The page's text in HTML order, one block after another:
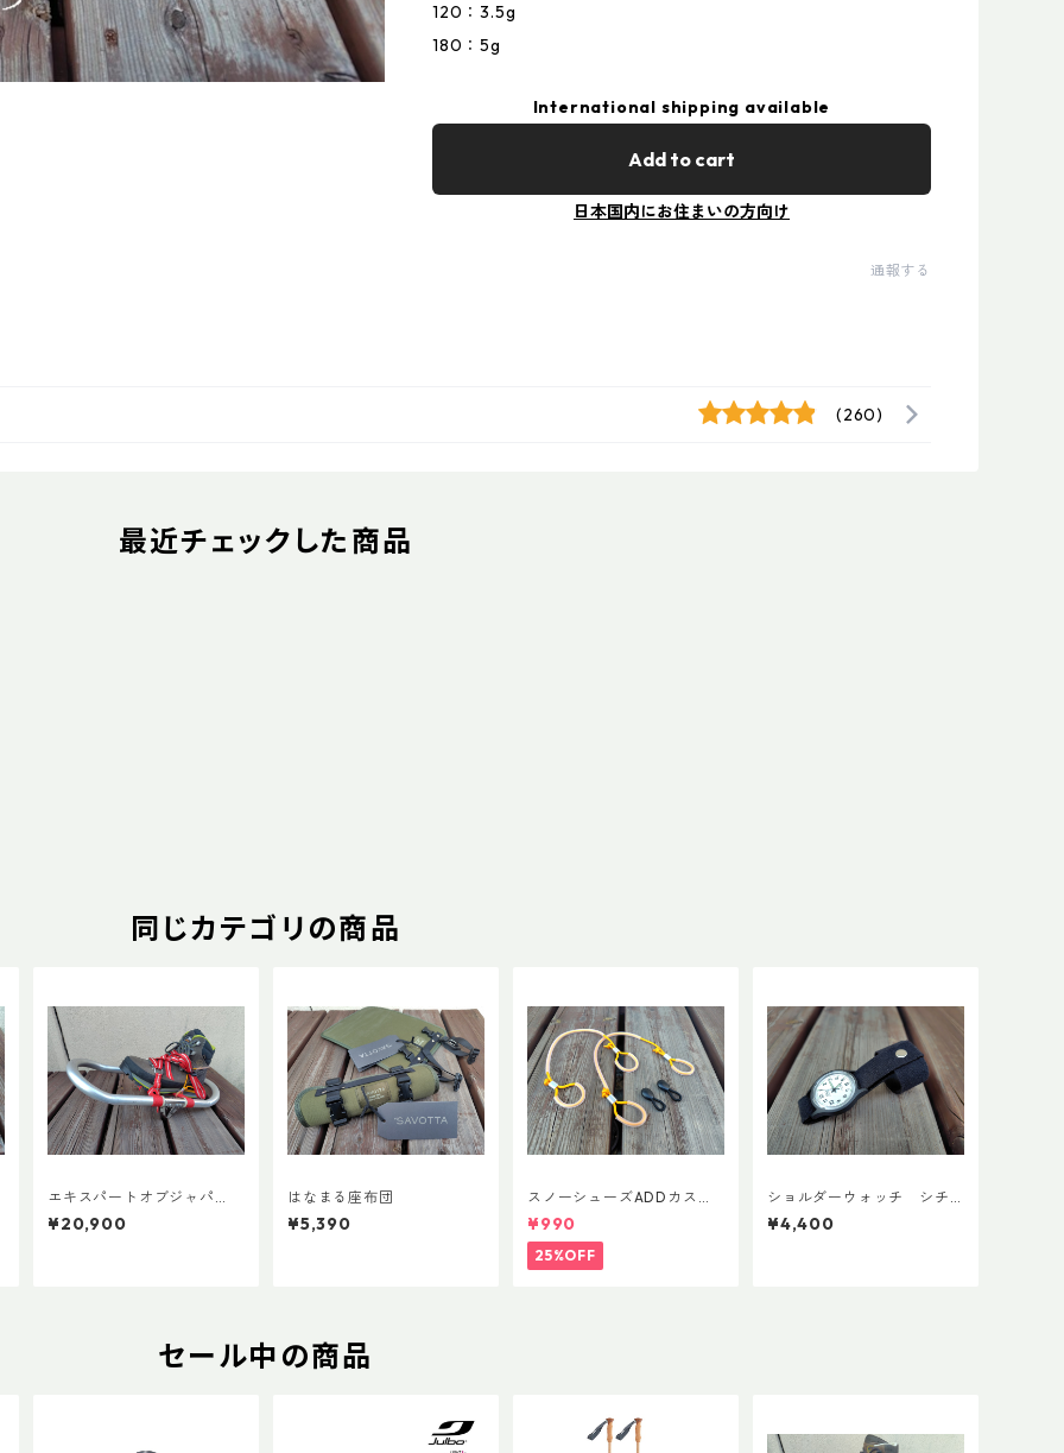
120：3.5g
180：5g
International shipping available
Add to cart
日本国内にお住まいの方向け
通報する
(260)
最近チェックした商品
同じカテゴリの商品
エキスパートオブジャパ
ン スノーシューズL ADD
カスタムVer.5
¥20,900
はなまる座布団
¥5,390
スノーシューズADDカスタ
ム Ver.5用 オリジナルカス
タムヒールパーツ
¥990
25%OFF
ショルダーウォッチ シチ
ズンQ＆Q アナログソーラ
ー
¥4,400
セール中の商品